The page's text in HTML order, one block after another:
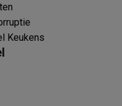
Keukens